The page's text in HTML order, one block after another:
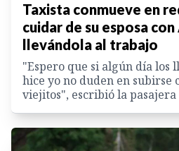
Taxista conmueve en
cuidar de su esposa
llevándola al trabajo
"Espero que si algún día los
hice yo no duden en subirse
viejitos", escribió la